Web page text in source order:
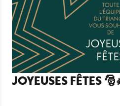
JOYEUSES FÊTES